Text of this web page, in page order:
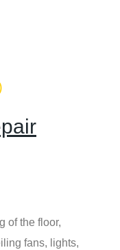
of the floor,
fans, lights,